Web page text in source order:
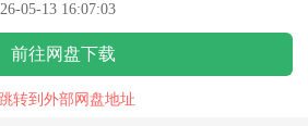
05-13 16:07:03
前往网盘下载
转到外部网盘地址